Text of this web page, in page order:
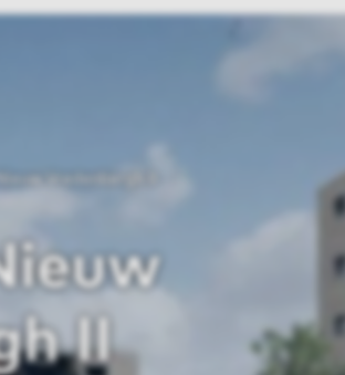
Nieuw Vredenbergh II
II